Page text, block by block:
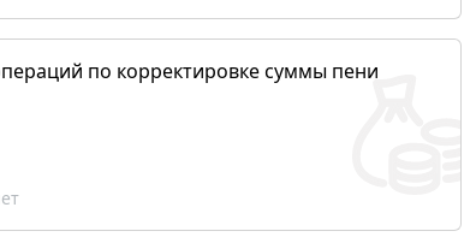
по корректировке суммы пени